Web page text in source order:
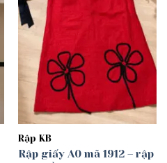
Rập KB
Rập giấy A0 mã 1912 – rập